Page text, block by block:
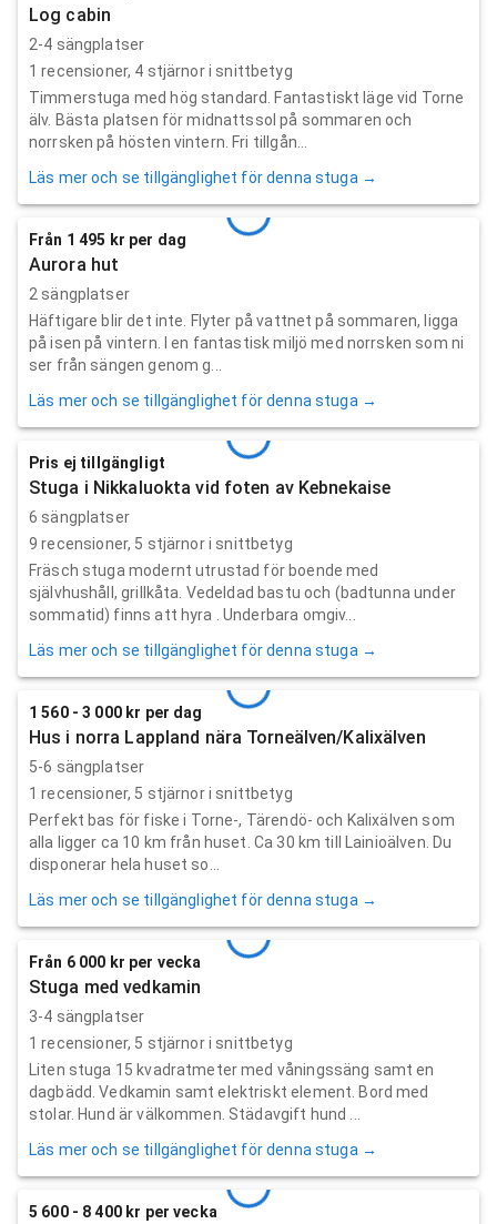
Log cabin
2-4 sängplatser
1 recensioner, 4 stjärnor i snittbetyg
Timmerstuga med hög standard. Fantastiskt läge vid Torne
älv. Bästa platsen för midnattssol på sommaren och
norrsken på hösten vintern. Fri tillgån...
Läs mer och se tillgänglighet för denna stuga →
Från 1 495 kr per dag
Aurora hut
2 sängplatser
Häftigare blir det inte. Flyter på vattnet på sommaren, ligga
på isen på vintern. I en fantastisk miljö med norrsken som ni
ser från sängen genom g...
Läs mer och se tillgänglighet för denna stuga →
Pris ej tillgängligt
Stuga i Nikkaluokta vid foten av Kebnekaise
6 sängplatser
9 recensioner, 5 stjärnor i snittbetyg
Fräsch stuga modernt utrustad för boende med
självhushåll, grillkåta. Vedeldad bastu och (badtunna under
sommatid) finns att hyra . Underbara omgiv...
Läs mer och se tillgänglighet för denna stuga →
1 560 - 3 000 kr per dag
Hus i norra Lappland nära Torneälven/Kalixälven
5-6 sängplatser
1 recensioner, 5 stjärnor i snittbetyg
Perfekt bas för fiske i Torne-, Tärendö- och Kalixälven som
alla ligger ca 10 km från huset. Ca 30 km till Lainioälven. Du
disponerar hela huset so...
Läs mer och se tillgänglighet för denna stuga →
Från 6 000 kr per vecka
Stuga med vedkamin
3-4 sängplatser
1 recensioner, 5 stjärnor i snittbetyg
Liten stuga 15 kvadratmeter med våningssäng samt en
dagbädd. Vedkamin samt elektriskt element. Bord med
stolar. Hund är välkommen. Städavgift hund ...
Läs mer och se tillgänglighet för denna stuga →
5 600 - 8 400 kr per vecka